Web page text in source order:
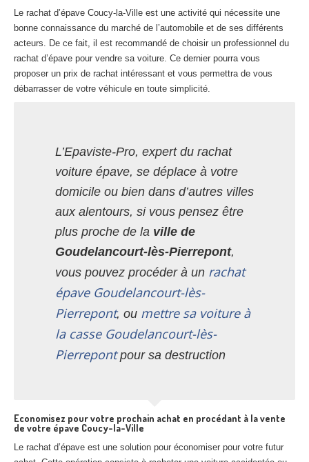
Le rachat d’épave Coucy-la-Ville est une activité qui nécessite une
bonne connaissance du marché de l’automobile et de ses différents
acteurs. De ce fait, il est recommandé de choisir un professionnel du
rachat d’épave pour vendre sa voiture. Ce dernier pourra vous
proposer un prix de rachat intéressant et vous permettra de vous
débarrasser de votre véhicule en toute simplicité.
L’Epaviste-Pro, expert du rachat
voiture épave, se déplace à votre
domicile ou bien dans d’autres villes
aux alentours, si vous pensez être
plus proche de la ville de
Goudelancourt-lès-Pierrepont,
vous pouvez procéder à un rachat
épave Goudelancourt-lès-
Pierrepont, ou mettre sa voiture à
la casse Goudelancourt-lès-
Pierrepontpour sa destruction
Economisez pour votre prochain achat en procédant à la vente
de votre épave Coucy-la-Ville
Le rachat d’épave est une solution pour économiser pour votre futur